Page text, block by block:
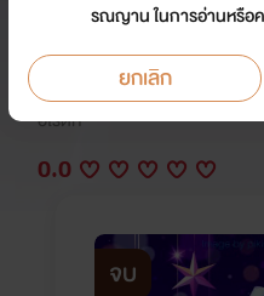
ตามรักคุณตะวัน
นักเขียน: อัณณากานต์
อีโรติก
0.0
จบ
รณญาน ในการอ่านหรือ
ยกเลิก